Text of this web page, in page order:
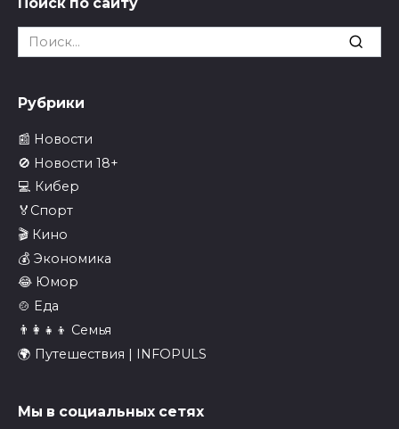
Search
for:
Рубрики
📰 Новости
🚫 Новости 18+
💻 Кибер
🏅Спорт
🎬 Кино
💰 Экономика
😂 Юмор
🍲 Еда
👨‍👩‍👧‍👦 Семья
🌍 Путешествия | INFOPULS
Мы в социальных сетях